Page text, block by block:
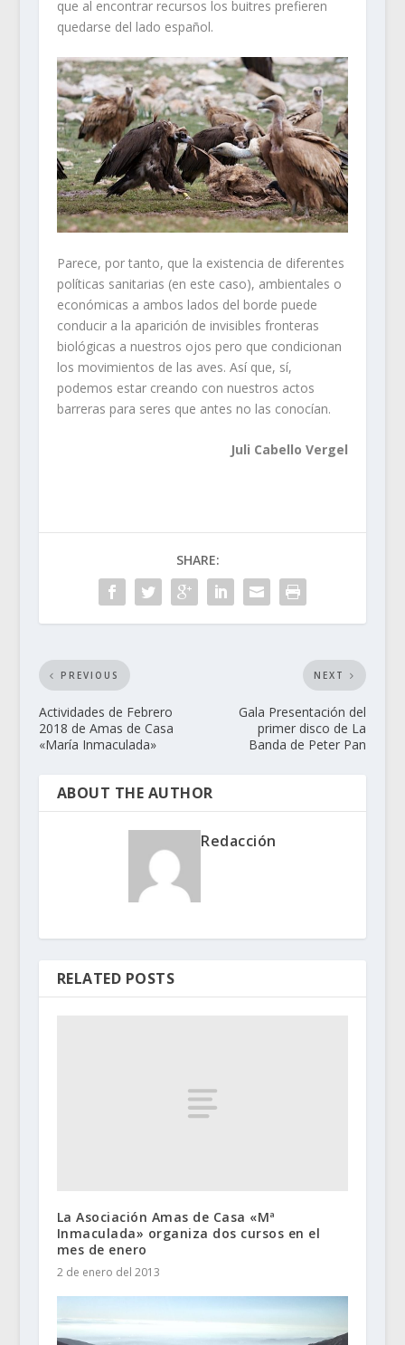
que al encontrar recursos los buitres prefieren
quedarse del lado español.
Parece, por tanto, que la existencia de diferentes
políticas sanitarias (en este caso), ambientales o
económicas a ambos lados del borde puede
conducir a la aparición de invisibles fronteras
biológicas a nuestros ojos pero que condicionan
los movimientos de las aves. Así que, sí,
podemos estar creando con nuestros actos
barreras para seres que antes no las conocían.
Juli Cabello Vergel
SHARE:
PREVIOUS
Actividades de Febrero
2018 de Amas de Casa
«María Inmaculada»
NEXT
Gala Presentación del
primer disco de La
Banda de Peter Pan
ABOUT THE AUTHOR
Redacción
RELATED POSTS
La Asociación Amas de Casa «Mª
Inmaculada» organiza dos cursos en el
mes de enero
2 de enero del 2013